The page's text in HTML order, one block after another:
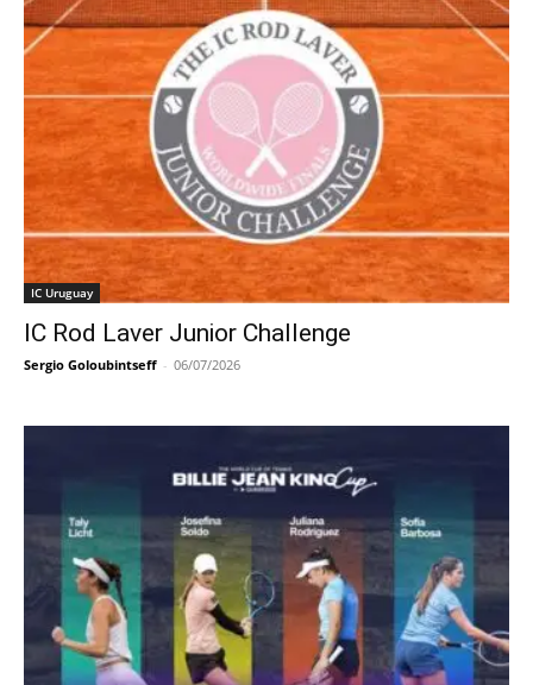
IC Uruguay
IC Rod Laver Junior Challenge
Sergio Goloubintseff - 06/07/2026